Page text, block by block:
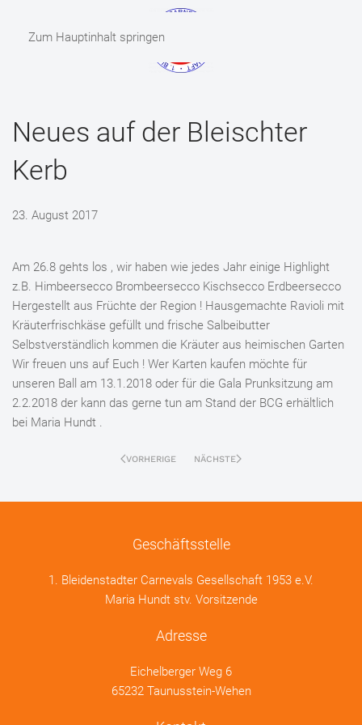
Zum Hauptinhalt springen
MENÜ
Neues auf der Bleischter
Kerb
23. August 2017
Am 26.8 gehts los , wir haben wie jedes Jahr einige Highlight
z.B. Himbeersecco Brombeersecco Kischsecco Erdbeersecco
Hergestellt aus Früchte der Region ! Hausgemachte Ravioli mit
Kräuterfrischkäse gefüllt und frische Salbeibutter
Selbstverständlich kommen die Kräuter aus heimischen Garten
Wir freuen uns auf Euch ! Wer Karten kaufen möchte für
unseren Ball am 13.1.2018 oder für die Gala Prunksitzung am
2.2.2018 der kann das gerne tun am Stand der BCG erhältlich
bei Maria Hundt .
VORHERIGE NÄCHSTE
Geschäftsstelle
1. Bleidenstadter Carnevals Gesellschaft 1953 e.V.
Maria Hundt stv. Vorsitzende
Adresse
Eichelberger Weg 6
65232 Taunusstein-Wehen